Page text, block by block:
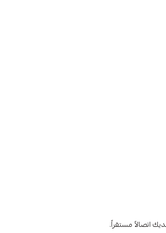
اتصالاً مستقراً.